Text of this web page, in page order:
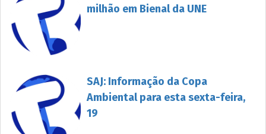
milhão em Bienal da UNE
SAJ: Informação da Copa
Ambiental para esta sexta-feira,
19